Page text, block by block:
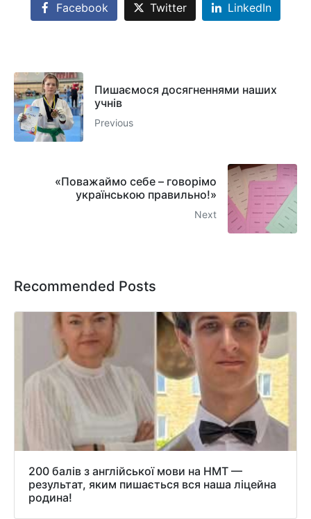
Facebook Twitter LinkedIn
Пишаємося досягненнями наших
учнів
Previous
«Поважаймо себе – говорімо
українською правильно!»
Next
Recommended Posts
200 балів з англійської мови на НМТ —
результат, яким пишається вся наша ліцейна
родина!